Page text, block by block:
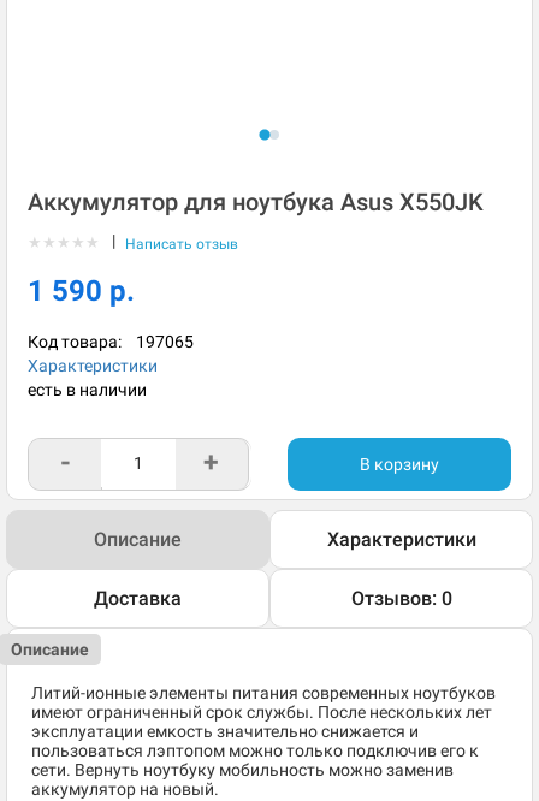
Аккумулятор для ноутбука Asus X550JK
★ ★ ★ ★ ★ | Написать отзыв
1 590 р.
Код товара: 197065
Характеристики
есть в наличии
- + В корзину
Описание Характеристики
Доставка Отзывов: 0
Описание
Литий-ионные элементы питания современных ноутбуков
имеют ограниченный срок службы. После нескольких лет
эксплуатации емкость значительно снижается и
пользоваться лэптопом можно только подключив его к
сети. Вернуть ноутбуку мобильность можно заменив
аккумулятор на новый.